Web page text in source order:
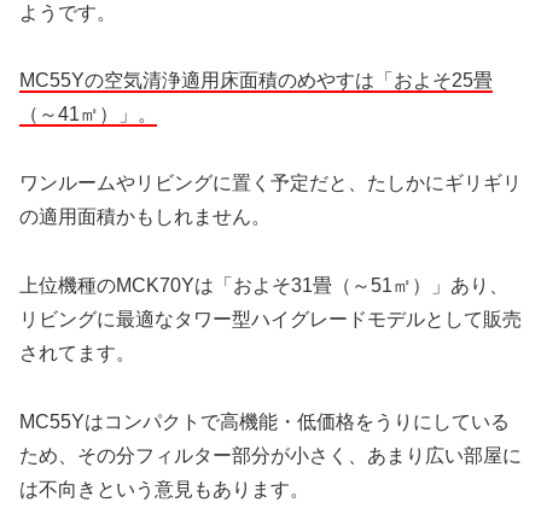
ようです。
MC55Yの空気清浄適用床面積のめやすは「およそ25畳
（～41㎡）」。
ワンルームやリビングに置く予定だと、たしかにギリギリ
の適用面積かもしれません。
上位機種のMCK70Yは「およそ31畳（～51㎡）」あり、
リビングに最適なタワー型ハイグレードモデルとして販売
されてます。
MC55Yはコンパクトで高機能・低価格をうりにしている
ため、その分フィルター部分が小さく、あまり広い部屋に
は不向きという意見もあります。